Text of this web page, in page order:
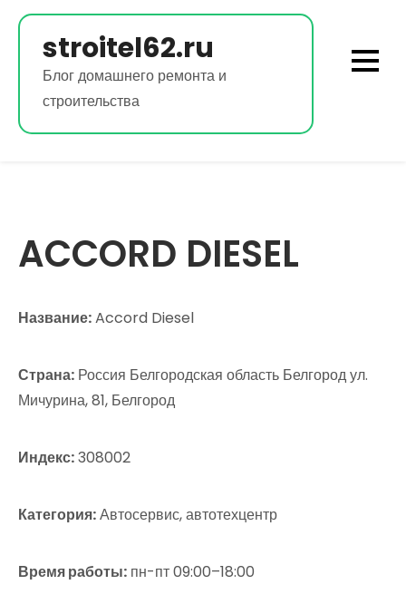
Перейти
содержимому
stroitel62.ru
Блог домашнего ремонта и
строительства
ACCORD DIESEL
Название:Accord Diesel
Страна: Россия Белгородская область Белгород ул.
Мичурина, 81, Белгород
Индекс:308002
Категория:Автосервис, автотехцентр
Время работы: пн-пт 09:00–18:00